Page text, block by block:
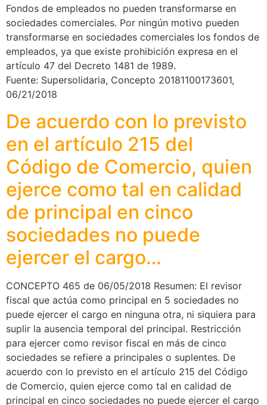
Fondos de empleados no pueden transformarse en
sociedades comerciales. Por ningún motivo pueden
transformarse en sociedades comerciales los fondos de
empleados, ya que existe prohibición expresa en el
artículo 47 del Decreto 1481 de 1989.
Fuente: Supersolidaria, Concepto 20181100173601,
06/21/2018
De acuerdo con lo previsto
en el artículo 215 del
Código de Comercio, quien
ejerce como tal en calidad
de principal en cinco
sociedades no puede
ejercer el cargo…
CONCEPTO 465 de 06/05/2018 Resumen: El revisor
fiscal que actúa como principal en 5 sociedades no
puede ejercer el cargo en ninguna otra, ni siquiera para
suplir la ausencia temporal del principal. Restricción
para ejercer como revisor fiscal en más de cinco
sociedades se refiere a principales o suplentes. De
acuerdo con lo previsto en el artículo 215 del Código
de Comercio, quien ejerce como tal en calidad de
principal en cinco sociedades no puede ejercer el cargo